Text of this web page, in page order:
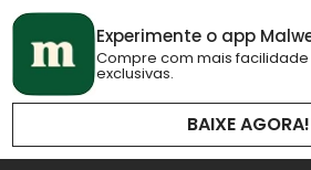
Experimente o app
Compre com mais
exclusivas.
BAIXE AGORA!